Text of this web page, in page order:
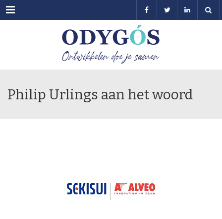
Menu
Philip Urlings aan het woord